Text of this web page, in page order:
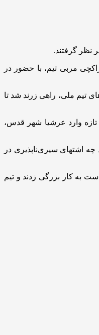
نظر گرفتند.
مربی تیم، با حضور در
تیم ملی، راهی زرند شد تا
کاولین امتیاز توسط تیم تازه وارد عرشیا شهر قدس،
اشتهای سیری‌ناپذیری در
به کار بزرگی زدند و تیم